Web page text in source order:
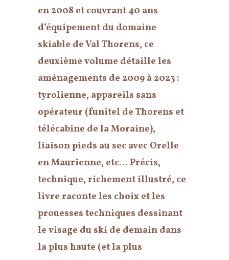
en 2008 et couvrant 40 ans
d’équipement du domaine
skiable de Val Thorens, ce
deuxième volume détaille les
aménagements de 2009 à 2023 :
tyrolienne, appareils sans
opérateur (funitel de Thorens et
télécabine de la Moraine),
liaison pieds au sec avec Orelle
en Maurienne, etc… Précis,
technique, richement illustré, ce
livre raconte les choix et les
prouesses techniques dessinant
le visage du ski de demain dans
la plus haute (et la plus